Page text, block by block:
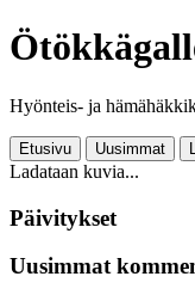
Hyönteis- ja
Etusivu Uusimmat
Ladataan kuvia...
Päivitykset
Uusimmat